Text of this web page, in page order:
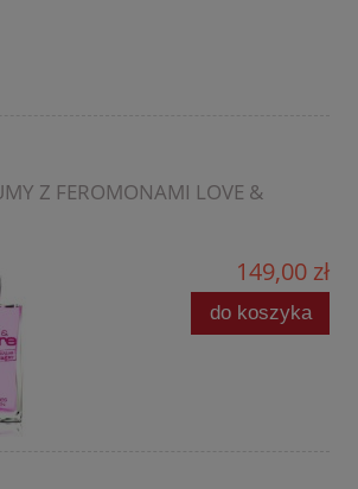
Z FEROMONAMI LOVE &
149,00 zł
do koszyka